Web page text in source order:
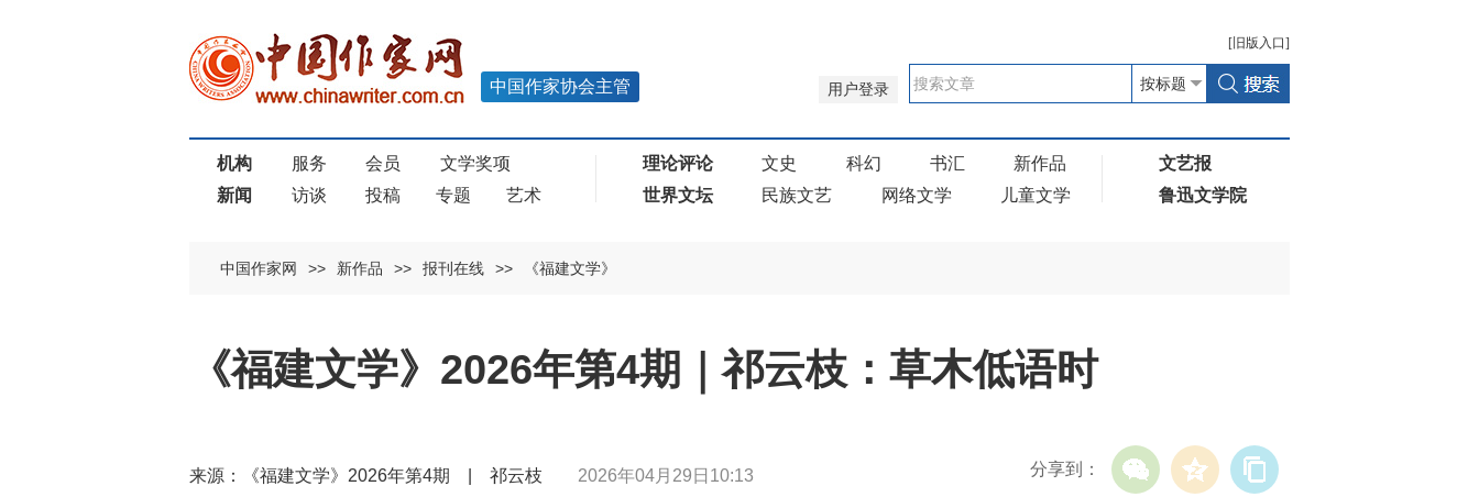
[ 旧版 入口]
用户登录
中国作家协会主管
机构 服务 会员
文学奖项
新闻
访谈 投稿 专题 艺术
理论评论 文史 科幻 书汇
新作品
世界文坛
民族文艺 网络文学 儿童文学
文艺报
鲁迅文学院
中国作家网 >> 新作品 >> 报刊在线 >> 《福建文学》
《福建文学》2026年第4期｜祁云枝：草木低语时
分享到：
来源：《福建文学》2026年第4期 | 祁云枝 2026年04月29日10:13